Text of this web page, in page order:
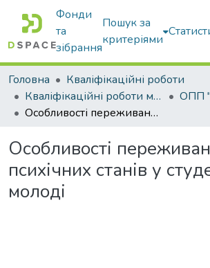
Фонди
та
зібрання
Пошук за
критеріями
Головна
Кваліфікаційні роботи
Кваліфікаційні роботи магістрів
ОПП
Особливості переживання психічних станів у студентської молоді
Особливості
психічних станів у
молоді